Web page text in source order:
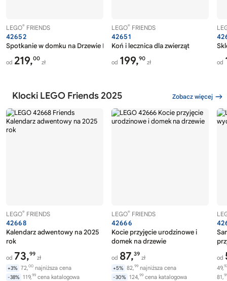
LEGO® FRIENDS
42652
Spotkanie w domku na Drzewie Przyjaźni
od 219,00
zł
LEGO® FRIENDS
42651
Koń i lecznica dla zwierząt
od 199,90
zł od
Klocki LEGO Friends 2025 Zobacz więcej
LEGO® FRIENDS
42668
Kalendarz adwentowy na 2025
rok
od 73,99
zł
+3% 72,00 najniższa cena
-38% 119,99 cena katalogowa
LEGO® FRIENDS
42666
Kocie przyjęcie urodzinowe i
domek na drzewie
od 87,39
zł
+5% 82,99 najniższa cena
-30% 124,99 cena katalogowa
od
49,
81,